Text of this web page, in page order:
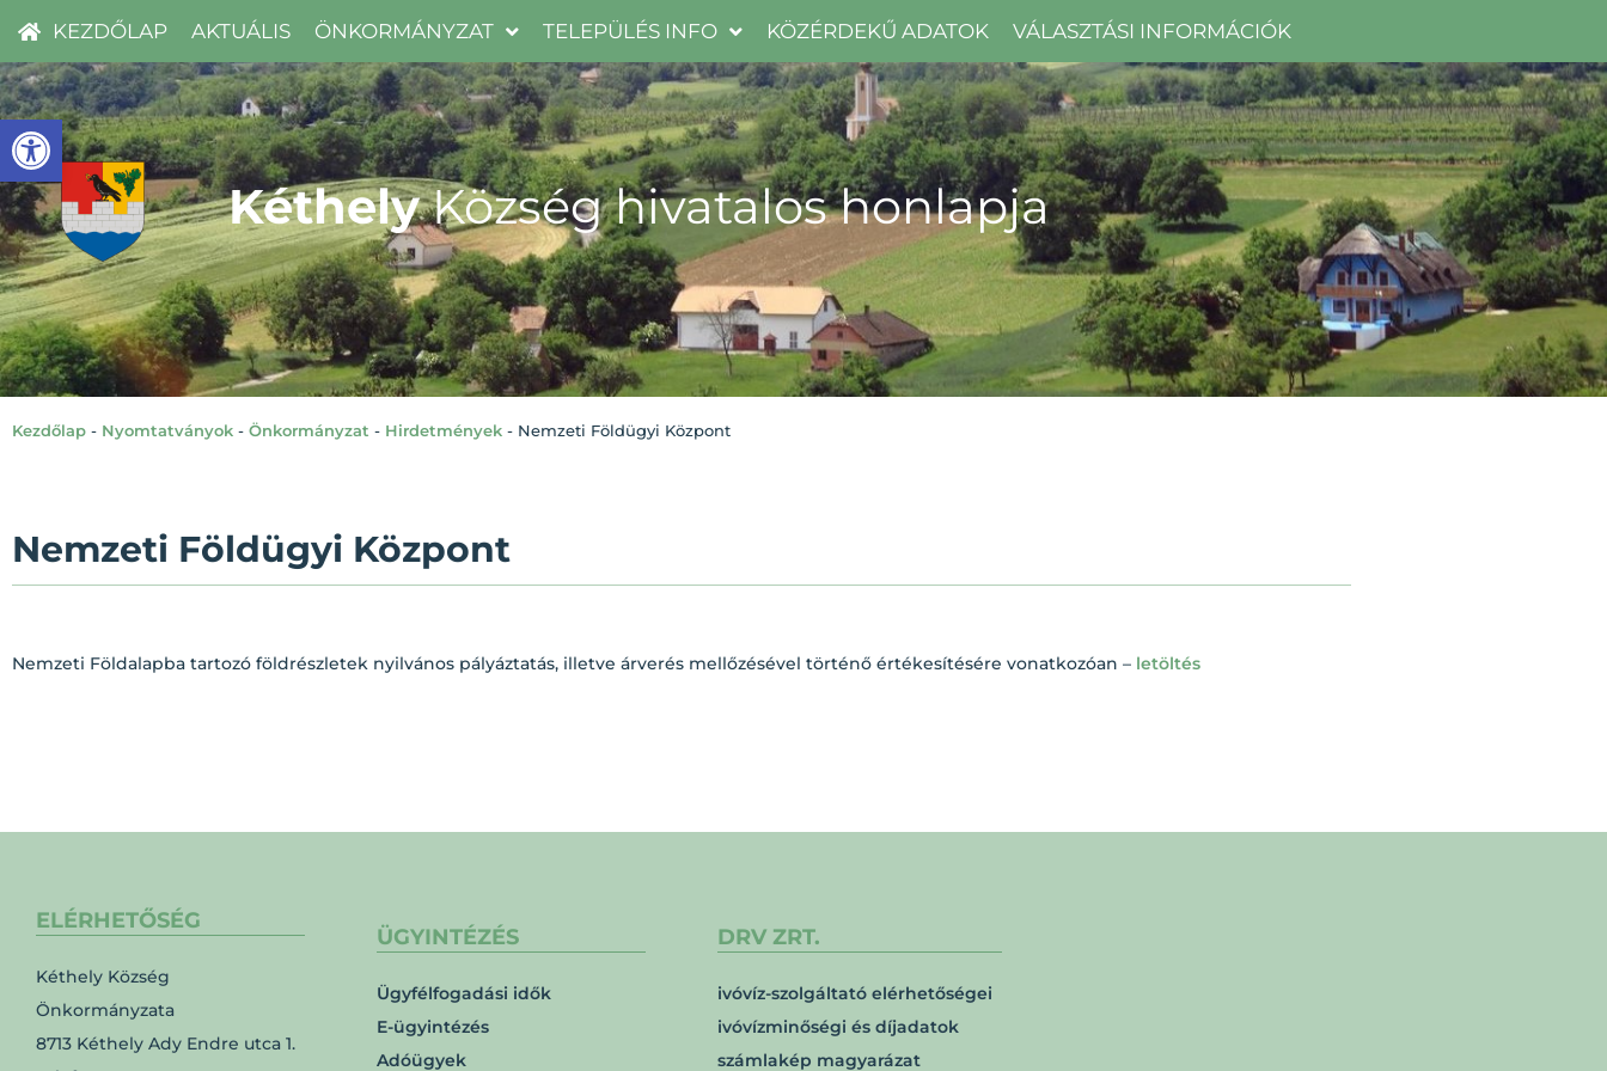
Eszköztár megnyitása
KEZDŐLAP AKTUÁLIS ÖNKORMÁNYZAT TELEPÜLÉS INFO KÖZÉRDEKŰ ADATOK VÁLASZTÁSI INFORMÁCIÓK
Kéthely Község hivatalos honlapja
Kezdőlap - Nyomtatványok - Önkormányzat - Hirdetmények - Nemzeti Földügyi Központ
Nemzeti Földügyi Központ
Nemzeti Földalapba tartozó földrészletek nyilvános pályáztatás, illetve árverés mellőzésével történő értékesítésére vonatkozóan – letöltés
ELÉRHETŐSÉG
Kéthely Község
Önkormányzata
8713 Kéthely Ady Endre utca 1.
ÜGYINTÉZÉS
Ügyfélfogadási idők
E-ügyintézés
Adóügyek
DRV ZRT.
ivóvíz-szolgáltató elérhetőségei
ivóvízminőségi és díjadatok
számlakép magyarázat